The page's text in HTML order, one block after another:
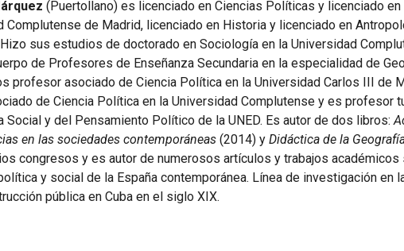
(Puertollano) es licenciado en Ciencias Políticas y licenciado en
Complutense de Madrid, licenciado en Historia y licenciado en
Hizo sus estudios de doctorado en Sociología en la Universidad
de Profesores de Enseñanza Secundaria en la especialidad de
profesor asociado de Ciencia Política en la Universidad Carlos III de
de Ciencia Política en la Universidad Complutense y es profesor
Social y del Pensamiento Político de la UNED. Es autor de dos libros:
en las sociedades contemporáneas (2014) y Didáctica de la
congresos y es autor de numerosos artículos y trabajos académicos
y social de la España contemporánea. Línea de investigación en
pública en Cuba en el siglo XIX.